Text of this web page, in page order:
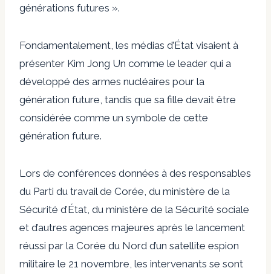
générations futures ».
Fondamentalement, les médias d’État visaient à
présenter Kim Jong Un comme le leader qui a
développé des armes nucléaires pour la
génération future, tandis que sa fille devait être
considérée comme un symbole de cette
génération future.
Lors de conférences données à des responsables
du Parti du travail de Corée, du ministère de la
Sécurité d’État, du ministère de la Sécurité sociale
et d’autres agences majeures après le lancement
réussi par la Corée du Nord d’un satellite espion
militaire le 21 novembre, les intervenants se sont